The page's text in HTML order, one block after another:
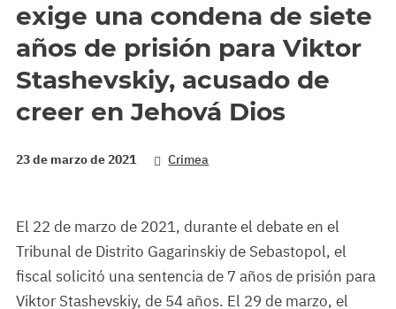
exige una condena de siete
años de prisión para Viktor
Stashevskiy, acusado de
creer en Jehová Dios
23 de marzo de 2021 Crimea
El 22 de marzo de 2021, durante el debate en el
Tribunal de Distrito Gagarinskiy de Sebastopol, el
fiscal solicitó una sentencia de 7 años de prisión para
Viktor Stashevskiy, de 54 años. El 29 de marzo, el